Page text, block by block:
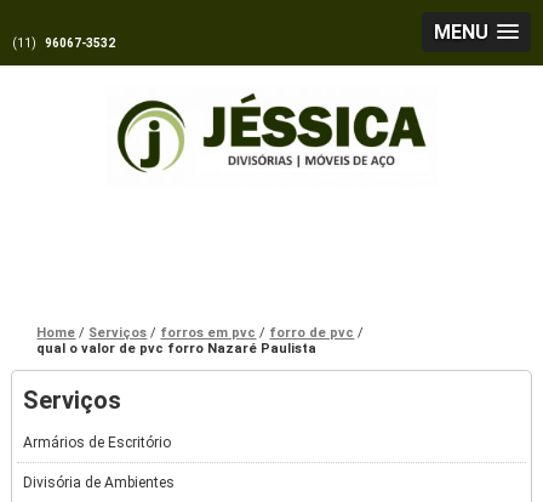
MENU
(11) 96067-3532
Home Serviços forros em pvc
forro de pvc
qual o valor de pvc forro Nazaré Paulista
Serviços
Armários de Escritório
Divisória de Ambientes